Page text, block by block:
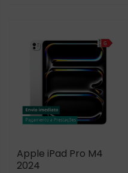
Apple iPad Pro M4
2024